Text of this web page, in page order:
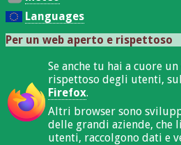
Languages
Per un web aperto e rispettoso
Se anche tu hai a cuore
rispettoso degli utenti,
Firefox.
Altri browser sono
delle grandi aziende,
utenti, raccolgono dati e